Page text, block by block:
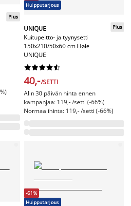
Plus
Huipputarjous
UNIQUE
Kuitupeitto- ja tyynysetti
150x210/50x60 cm Høie
UNIQUE
Plus






40,-/SETTI
Alin 30 päivän hinta ennen
kampanjaa: 119,- /setti (-66%)
Normaalihinta: 119,- /setti (-66%)
-61%
Huipputarjous